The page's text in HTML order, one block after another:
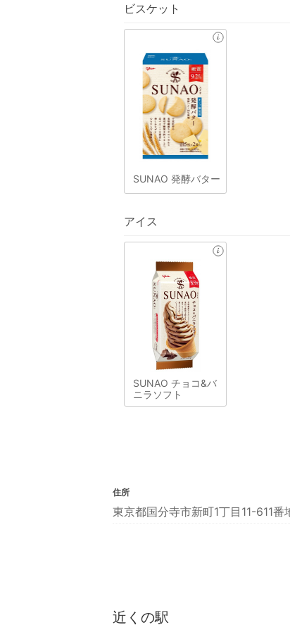
ビスケット
SUNAO 発酵バター
アイス
SUNAO チョコ&バ
ニラソフト
住所
東京都国分寺市新町1丁目11-611番
近くの駅